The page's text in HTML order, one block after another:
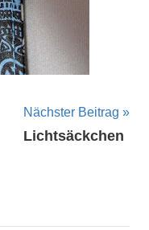
Nächster Beitrag
Lichtsäckchen